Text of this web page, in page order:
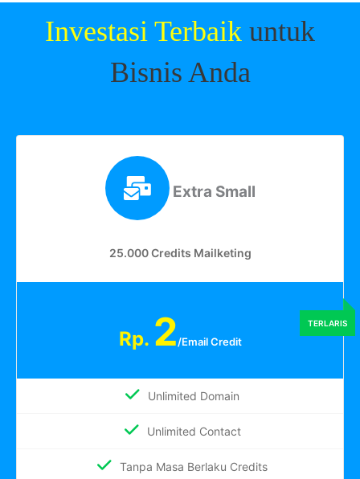
Investasi Terbaik untuk
Bisnis Anda
Extra Small
25.000 Credits Mailketing
Rp. 2/Email Credit
Unlimited Domain
Unlimited Contact
Tanpa Masa Berlaku Credits